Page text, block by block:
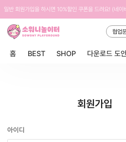
일반 회원가입을 하시면 10%할인 쿠폰을 드려요! (네이
협업
홈 BEST SHOP 다운로드 도
회원가입
아이디